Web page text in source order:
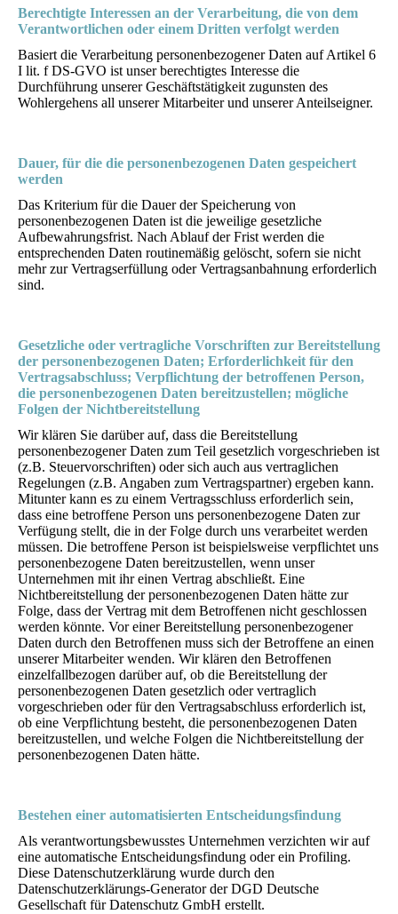
Berechtigte Interessen an der Verarbeitung, die von dem
Verantwortlichen oder einem Dritten verfolgt werden
Basiert die Verarbeitung personenbezogener Daten auf Artikel 6
I lit. f DS-GVO ist unser berechtigtes Interesse die
Durchführung unserer Geschäftstätigkeit zugunsten des
Wohlergehens all unserer Mitarbeiter und unserer Anteilseigner.
Dauer, für die die personenbezogenen Daten gespeichert
werden
Das Kriterium für die Dauer der Speicherung von
personenbezogenen Daten ist die jeweilige gesetzliche
Aufbewahrungsfrist. Nach Ablauf der Frist werden die
entsprechenden Daten routinemäßig gelöscht, sofern sie nicht
mehr zur Vertragserfüllung oder Vertragsanbahnung erforderlich
sind.
Gesetzliche oder vertragliche Vorschriften zur Bereitstellung
der personenbezogenen Daten; Erforderlichkeit für den
Vertragsabschluss; Verpflichtung der betroffenen Person,
die personenbezogenen Daten bereitzustellen; mögliche
Folgen der Nichtbereitstellung
Wir klären Sie darüber auf, dass die Bereitstellung
personenbezogener Daten zum Teil gesetzlich vorgeschrieben ist
(z.B. Steuervorschriften) oder sich auch aus vertraglichen
Regelungen (z.B. Angaben zum Vertragspartner) ergeben kann.
Mitunter kann es zu einem Vertragsschluss erforderlich sein,
dass eine betroffene Person uns personenbezogene Daten zur
Verfügung stellt, die in der Folge durch uns verarbeitet werden
müssen. Die betroffene Person ist beispielsweise verpflichtet uns
personenbezogene Daten bereitzustellen, wenn unser
Unternehmen mit ihr einen Vertrag abschließt. Eine
Nichtbereitstellung der personenbezogenen Daten hätte zur
Folge, dass der Vertrag mit dem Betroffenen nicht geschlossen
werden könnte. Vor einer Bereitstellung personenbezogener
Daten durch den Betroffenen muss sich der Betroffene an einen
unserer Mitarbeiter wenden. Wir klären den Betroffenen
einzelfallbezogen darüber auf, ob die Bereitstellung der
personenbezogenen Daten gesetzlich oder vertraglich
vorgeschrieben oder für den Vertragsabschluss erforderlich ist,
ob eine Verpflichtung besteht, die personenbezogenen Daten
bereitzustellen, und welche Folgen die Nichtbereitstellung der
personenbezogenen Daten hätte.
Bestehen einer automatisierten Entscheidungsfindung
Als verantwortungsbewusstes Unternehmen verzichten wir auf
eine automatische Entscheidungsfindung oder ein Profiling.
Diese Datenschutzerklärung wurde durch den
Datenschutzerklärungs-Generator der DGD Deutsche
Gesellschaft für Datenschutz GmbH erstellt.